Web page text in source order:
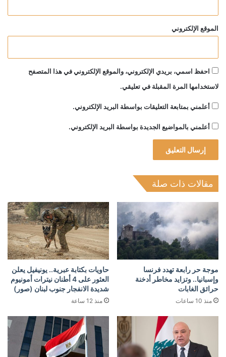
الموقع الإلكتروني
احفظ اسمي، بريدي الإلكتروني، والموقع الإلكتروني في هذا المتصفح
لاستخدامها المرة المقبلة في تعليقي.
أعلمني بمتابعة التعليقات بواسطة البريد الإلكتروني.
أعلمني بالمواضيع الجديدة بواسطة البريد الإلكتروني.
مقالات ذات صلة
موجة حر رابعة تهدد فرنسا
وإسبانيا.. وتزايد مخاطر أدخنة
حرائق الغابات
منذ 10 ساعات
حاويات بكتابة عبرية.. يونيفيل يعلن
العثور على 4 أطنان نيترات أمونيوم
شديدة الانفجار جنوب لبنان (صور)
منذ 12 ساعة